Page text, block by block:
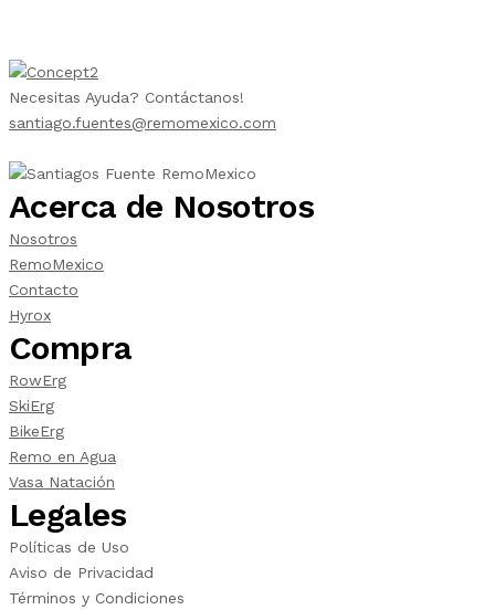
Necesitas Ayuda? Contáctanos!
santiago.fuentes@remomexico.com
Acerca de Nosotros
Nosotros
RemoMexico
Contacto
Hyrox
Compra
RowErg
SkiErg
BikeErg
Remo en Agua
Vasa Natación
Legales
Políticas de Uso
Aviso de Privacidad
Términos y Condiciones